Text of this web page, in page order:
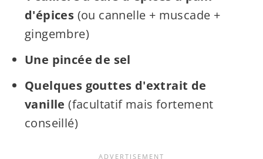
d'épices (ou cannelle + muscade +
gingembre)
Une pincée de sel
Quelques gouttes d'extrait de
vanille (facultatif mais fortement
conseillé)